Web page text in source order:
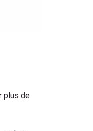
plus de